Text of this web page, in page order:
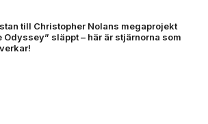
till Christopher Nolans megaprojekt
Odyssey” släppt – här är stjärnorna som